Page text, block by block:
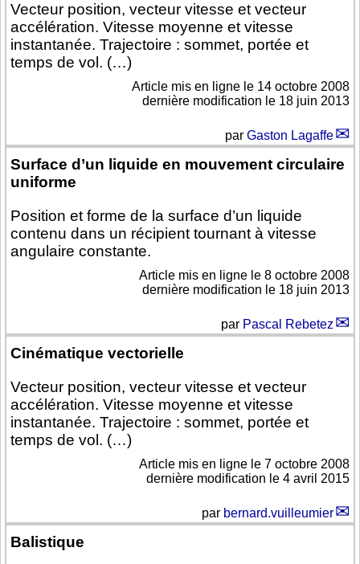
Vecteur position, vecteur vitesse et vecteur
accélération. Vitesse moyenne et vitesse
instantanée. Trajectoire : sommet, portée et
temps de vol. (…)
Article mis en ligne le 14 octobre 2008
dernière modification le 18 juin 2013
par Gaston Lagaffe
Surface d’un liquide en mouvement circulaire
uniforme
Position et forme de la surface d’un liquide
contenu dans un récipient tournant à vitesse
angulaire constante.
Article mis en ligne le 8 octobre 2008
dernière modification le 18 juin 2013
par Pascal Rebetez
Cinématique vectorielle
Vecteur position, vecteur vitesse et vecteur
accélération. Vitesse moyenne et vitesse
instantanée. Trajectoire : sommet, portée et
temps de vol. (…)
Article mis en ligne le 7 octobre 2008
dernière modification le 4 avril 2015
par bernard.vuilleumier
Balistique